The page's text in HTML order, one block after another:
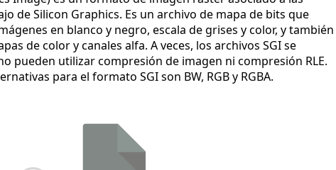
de Silicon Graphics. Es un archivo de mapa de bits que
en blanco y negro, escala de grises y color, y también
de color y canales alfa. A veces, los archivos SGI se
pueden utilizar compresión de imagen ni compresión RLE.
para el formato SGI son BW, RGB y RGBA.